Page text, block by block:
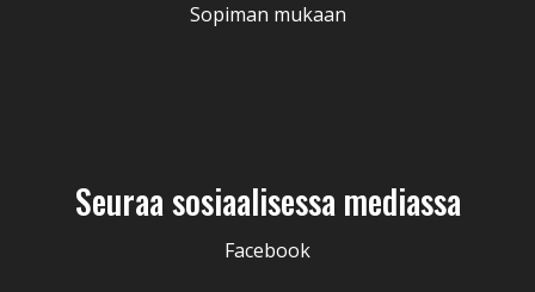
Sopiman mukaan
Seuraa sosiaalisessa mediassa
Facebook